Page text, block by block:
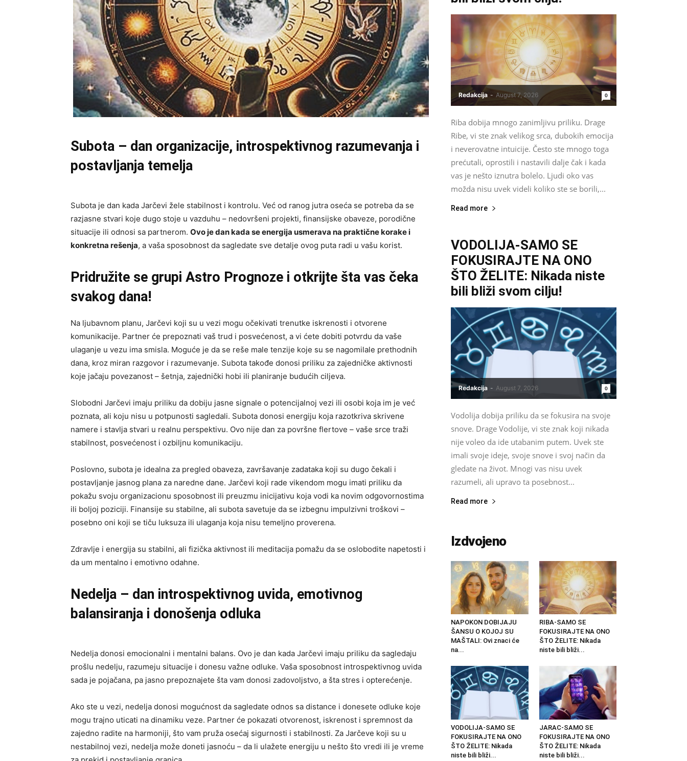
Subota – dan organizacije, introspektivnog razumevanja i
postavljanja temelja
Subota je dan kada Jarčevi žele stabilnost i kontrolu. Već od ranog jutra oseća se potreba da se
razjasne stvari koje dugo stoje u vazduhu – nedovršeni projekti, finansijske obaveze, porodične
situacije ili odnosi sa partnerom. Ovo je dan kada se energija usmerava na praktične korake i
konkretna rešenja, a vaša sposobnost da sagledate sve detalje ovog puta radi u vašu korist.
Pridružite se grupi Astro Prognoze i otkrijte šta vas čeka
svakog dana!
Na ljubavnom planu, Jarčevi koji su u vezi mogu očekivati trenutke iskrenosti i otvorene
komunikacije. Partner će prepoznati vaš trud i posvećenost, a vi ćete dobiti potvrdu da vaše
ulaganje u vezu ima smisla. Moguće je da se reše male tenzije koje su se nagomilale prethodnih
dana, kroz miran razgovor i razumevanje. Subota takođe donosi priliku za zajedničke aktivnosti
koje jačaju povezanost – šetnja, zajednički hobi ili planiranje budućih ciljeva.
Slobodni Jarčevi imaju priliku da dobiju jasne signale o potencijalnoj vezi ili osobi koja im je već
poznata, ali koju nisu u potpunosti sagledali. Subota donosi energiju koja razotkriva skrivene
namere i stavlja stvari u realnu perspektivu. Ovo nije dan za površne flertove – vaše srce traži
stabilnost, posvećenost i ozbiljnu komunikaciju.
Poslovno, subota je idealna za pregled obaveza, završavanje zadataka koji su dugo čekali i
postavljanje jasnog plana za naredne dane. Jarčevi koji rade vikendom mogu imati priliku da
pokažu svoju organizacionu sposobnost ili preuzmu inicijativu koja vodi ka novim odgovornostima
ili boljoj poziciji. Finansije su stabilne, ali subota savetuje da se izbegnu impulzivni troškovi –
posebno oni koji se tiču luksuza ili ulaganja koja nisu temeljno proverena.
Zdravlje i energija su stabilni, ali fizička aktivnost ili meditacija pomažu da se oslobodite napetosti i
da um mentalno i emotivno odahne.
Nedelja – dan introspektivnog uvida, emotivnog
balansiranja i donošenja odluka
Nedelja donosi emocionalni i mentalni balans. Ovo je dan kada Jarčevi imaju priliku da sagledaju
prošlu nedelju, razumeju situacije i donesu važne odluke. Vaša sposobnost introspektivnog uvida
sada je pojačana, pa jasno prepoznajete šta vam donosi zadovoljstvo, a šta stres i opterećenje.
Ako ste u vezi, nedelja donosi mogućnost da sagledate odnos sa distance i donesete odluke koje
mogu trajno uticati na dinamiku veze. Partner će pokazati otvorenost, iskrenost i spremnost da
zajedno radite na harmoniji, što vam pruža osećaj sigurnosti i stabilnosti. Za Jarčeve koji su u
nestabilnoj vezi, nedelja može doneti jasnoću – da li ulažete energiju u nešto što vredi ili je vreme
Redakcija - August 7, 2026 0
Riba dobija mnogo zanimljivu priliku. Drage
Ribe, vi ste znak velikog srca, dubokih emocija
i neverovatne intuicije. Često ste mnogo toga
prećutali, oprostili i nastavili dalje čak i kada
vas je nešto iznutra bolelo. Ljudi oko vas
možda nisu uvek videli koliko ste se borili,...
Read more
VODOLIJA-SAMO SE
FOKUSIRAJTE NA ONO
ŠTO ŽELITE: Nikada niste
bili bliži svom cilju!
Redakcija - August 7, 2026 0
Vodolija dobija priliku da se fokusira na svoje
snove. Drage Vodolije, vi ste znak koji nikada
nije voleo da ide utabanim putem. Uvek ste
imali svoje ideje, svoje snove i svoj način da
gledate na život. Mnogi vas nisu uvek
razumeli, ali upravo ta posebnost...
Read more
Izdvojeno
NAPOKON DOBIJAJU
ŠANSU O KOJOJ SU
MAŠTALI: Ovi znaci će
na...
RIBA-SAMO SE
FOKUSIRAJTE NA ONO
ŠTO ŽELITE: Nikada
niste bili bliži...
VODOLIJA-SAMO SE
FOKUSIRAJTE NA ONO
ŠTO ŽELITE: Nikada
niste bili bliži...
JARAC-SAMO SE
FOKUSIRAJTE NA ONO
ŠTO ŽELITE: Nikada
niste bili bliži...